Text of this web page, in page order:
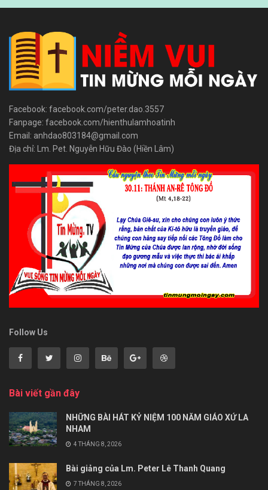
Facebook: facebook.com/peter.dao.3557
Fanpage: facebook.com/hienthulamhoatinh
Email: anhdao803184@gmail.com
Địa chỉ: Lm. Pet. Nguyễn Hữu Đào (Hiền Lâm)
Follow Us
Bài viết gần đây
NHỮNG BÀI HÁT KỶ NIỆM 100 NĂM GIÁO XỨ LA
NHAM
4 THÁNG 8, 2026
Bài giảng của Lm. Peter Lê Thanh Quang
7 THÁNG 8, 2026